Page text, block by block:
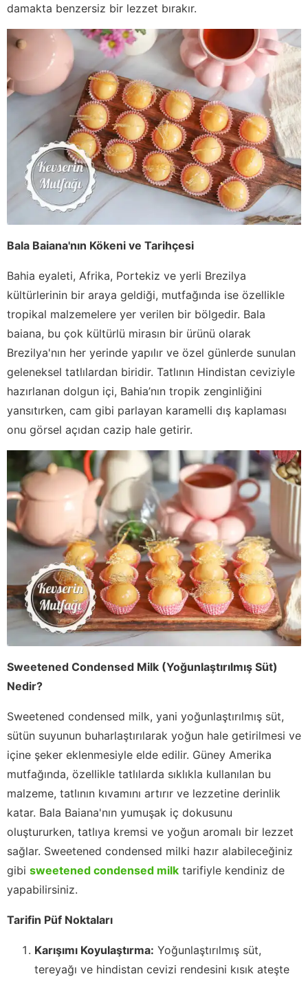
damakta benzersiz bir lezzet bırakır.
Bala Baiana'nın Kökeni ve Tarihçesi
Bahia eyaleti, Afrika, Portekiz ve yerli Brezilya
kültürlerinin bir araya geldiği, mutfağında ise özellikle
tropikal malzemelere yer verilen bir bölgedir. Bala
baiana, bu çok kültürlü mirasın bir ürünü olarak
Brezilya'nın her yerinde yapılır ve özel günlerde sunulan
geleneksel tatlılardan biridir. Tatlının Hindistan ceviziyle
hazırlanan dolgun içi, Bahia’nın tropik zenginliğini
yansıtırken, cam gibi parlayan karamelli dış kaplaması
onu görsel açıdan cazip hale getirir.
Sweetened Condensed Milk (Yoğunlaştırılmış Süt)
Nedir?
Sweetened condensed milk, yani yoğunlaştırılmış süt,
sütün suyunun buharlaştırılarak yoğun hale getirilmesi ve
içine şeker eklenmesiyle elde edilir. Güney Amerika
mutfağında, özellikle tatlılarda sıklıkla kullanılan bu
malzeme, tatlının kıvamını artırır ve lezzetine derinlik
katar. Bala Baiana'nın yumuşak iç dokusunu
oluştururken, tatlıya kremsi ve yoğun aromalı bir lezzet
sağlar. Sweetened condensed milki hazır alabileceğiniz
gibi sweetened condensed milk tarifiyle kendiniz de
yapabilirsiniz.
Tarifin Püf Noktaları
Karışımı Koyulaştırma: Yoğunlaştırılmış süt,
tereyağı ve hindistan cevizi rendesini kısık ateşte